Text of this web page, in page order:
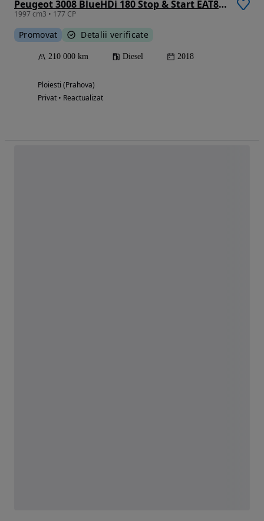
Peugeot 3008 BlueHDi 180 Stop & Start EAT8 GT
1997 cm3 • 177 CP
Promovat Detalii verificate
210 000 km Diesel 2018
Ploiesti (Prahova)
Privat • Reactualizat